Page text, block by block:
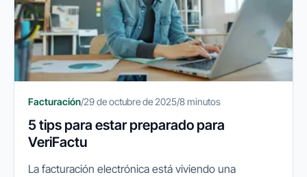
Facturación/29 de octubre de 2025/8 minutos
5 tips para estar preparado para
VeriFactu
La facturación electrónica está viviendo una